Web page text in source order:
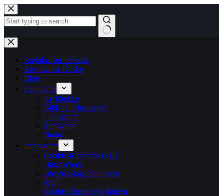
Zum
Inhalt
springen
Keine
Ergebnisse
Andalusienrundreise
Aus meiner Küche
Blog
Fotografie
Architektur
Bilder auf Instagram
Landschaft
Menschen
Natur
Impressum
Cookie-Richtlinie (EU)
Datenschutz
Diesen Blog abonnieren
Mail
Cookie Einstellung ändern